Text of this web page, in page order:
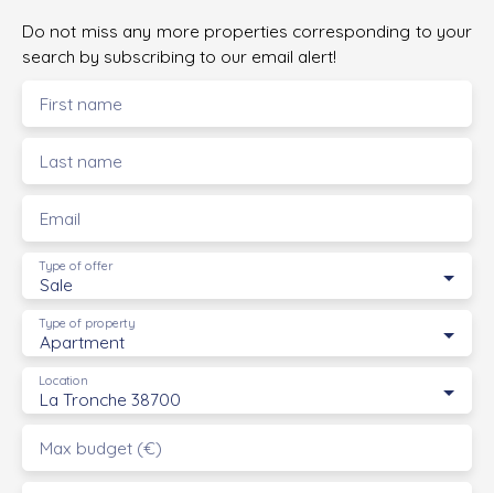
Do not miss any more properties corresponding to your
search by subscribing to our email alert!
First name
Last name
Email
Sale
Type of offer
Apartment
Type of property
La Tronche 38700
Location
Max budget (€)